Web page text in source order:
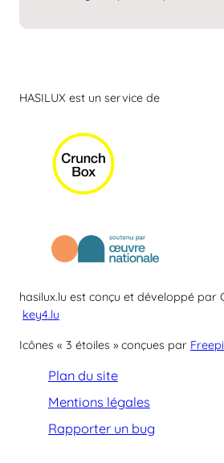
HASILUX est un service de
hasilux.lu est conçu et développé par
key4.lu
Icônes « 3 étoiles » conçues par
Plan du site
Mentions légales
Rapporter un bug